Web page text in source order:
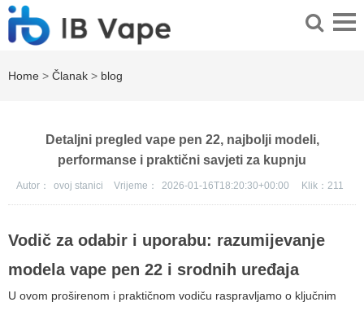
Home > Članak > blog
Detaljni pregled vape pen 22, najbolji modeli,
performanse i praktični savjeti za kupnju
Autor： ovoj stanici Vrijeme： 2026-01-16T18:20:30+00:00 Klik： 211
Vodič za odabir i uporabu: razumijevanje
modela vape pen 22 i srodnih uređaja
U ovom proširenom i praktičnom vodiču raspravljamo o ključnim